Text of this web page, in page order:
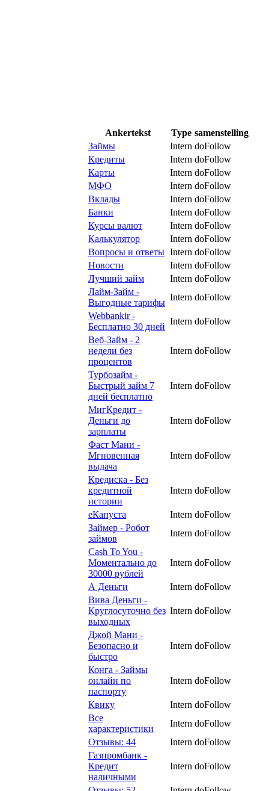
Ankertekst Type samenstelling
Займы
Intern doFollow
Кредиты
Intern doFollow
Карты
Intern doFollow
МФО
Intern doFollow
Вклады
Intern doFollow
Банки
Intern doFollow
Курсы валют
Intern doFollow
Калькулятор
Intern doFollow
Вопросы и ответы Intern doFollow
Новости
Intern doFollow
Лучший займ
Intern doFollow
Лайм-Займ -
Выгодные тарифы
Intern doFollow
Webbankir -
Бесплатно 30 дней
Intern doFollow
Веб-Займ - 2
недели без
процентов
Intern doFollow
Турбозайм -
Быстрый займ 7
дней бесплатно
Intern doFollow
МигКредит -
Деньги до
зарплаты
Intern doFollow
Фаст Мани -
Мгновенная
выдача
Intern doFollow
Кредиска - Без
кредитной
истории
Intern doFollow
еКапуста Intern doFollow
Займер - Робот
займов
Intern doFollow
Cash To You -
Моментально до
30000 рублей
Intern doFollow
А Деньги Intern doFollow
Вива Деньги -
Круглосуточно без
выходных
Intern doFollow
Джой Мани -
Безопасно и
быстро
Intern doFollow
Конга - Займы
онлайн по
паспорту
Intern doFollow
Квику Intern doFollow
Все
характеристики
Intern doFollow
Отзывы: 44
Intern doFollow
Газпромбанк -
Кредит
наличными
Intern doFollow